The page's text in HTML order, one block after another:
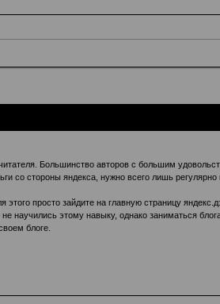
Большинство авторов с большим
со стороны яндекса, нужно всего лишь
просто зайдите на главную страницу
научились этому навыку, однако заниматься
блоге.